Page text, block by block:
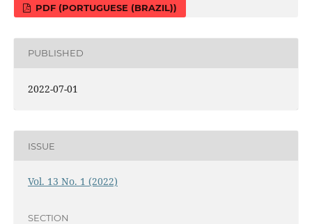
PDF (PORTUGUESE (BRAZIL))
PUBLISHED
2022-07-01
ISSUE
Vol. 13 No. 1 (2022)
SECTION